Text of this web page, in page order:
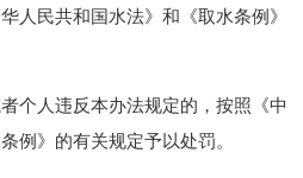
人民共和国水法》和《取水条例》
人违反本办法规定的，按照《中
例》的有关规定予以处罚。